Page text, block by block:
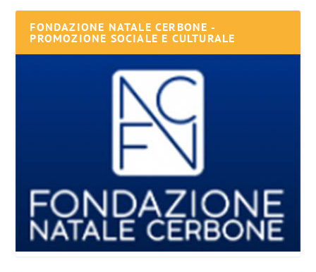
FONDAZIONE NATALE CERBONE -
PROMOZIONE SOCIALE E CULTURALE